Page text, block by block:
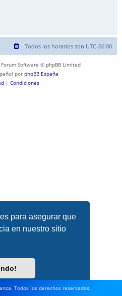
para asegurar que
en nuestro sitio
Todos los horarios son UTC-06:00
Software © phpBB Limited
por phpBB España
| Condiciones
Todos los derechos reservados.